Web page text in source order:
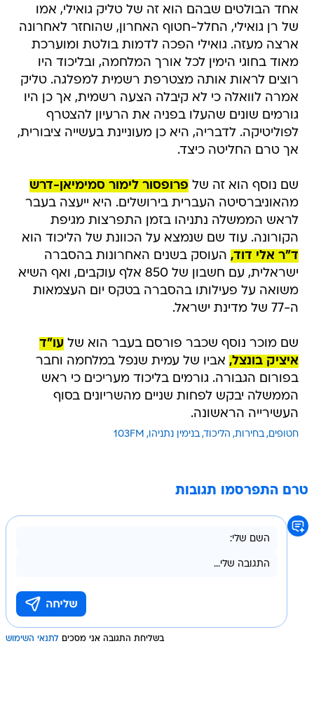
אחד הבולטים שבהם הוא זה של טליק גואילי, אמו
של רן גואילי, החלל-חטוף האחרון, שהוחזר לאחרונה
ארצה מעזה. גואילי הפכה לדמות בולטת ומוערכת
מאוד בחוגי הימין לכל אורך המלחמה, ובליכוד היו
רוצים לראות אותה מצטרפת רשמית למפלגה. טליק
אמרה לוואלה כי לא קיבלה הצעה רשמית, אך כן היו
גורמים שונים שהעלו בפניה את הרעיון להצטרף
לפוליטיקה. לדבריה, היא כן מעוניינת בעשייה ציבורית,
אך טרם החליטה כיצד.
שם נוסף הוא זה של פרופסור לימור סמימיאן-דרש
מהאוניברסיטה העברית בירושלים. היא ייעצה בעבר
לראש הממשלה נתניהו בזמן התפרצות מגיפת
הקורונה. עוד שם שנמצא על הכוונת של הליכוד הוא
ד"ר אלי דוד, העוסק בשנים האחרונות בהסברה
ישראלית, עם חשבון של 850 אלף עוקבים, ואף השיא
משואה על פעילותו בהסברה בטקס יום העצמאות
ה-77 של מדינת ישראל.
שם מוכר נוסף שכבר פורסם בעבר הוא שלעו"ד
איציק בונצל, אביו של עמית שנפל במלחמה וחבר
בפורום הגבורה. גורמים בליכוד מעריכים כי ראש
הממשלה יבקש לפחות שניים מהשריונים בסוף
העשירייה הראשונה.
חטופים בחירות הליכוד בנימין נתניהו 103FM
טרם התפרסמו תגובות
בשליחת התגובה אני מסכים לתנאי השימוש